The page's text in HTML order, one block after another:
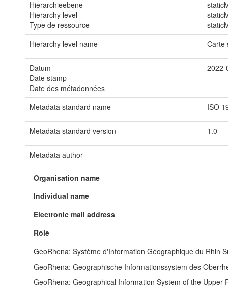
Hierarchieebene
Hierarchy level
Type de ressource
Hierarchy level name
Carte
Datum
Date stamp
Date des métadonnées
2022-
Metadata standard name ISO
Metadata standard version 1.0
Metadata author
Organisation name
Individual name
Electronic mail address
Role
GeoRhena: Système d'Information Géographique du Rhin
GeoRhena: Geographische Informationssystem des
GeoRhena: Geographical Information System of the Upper